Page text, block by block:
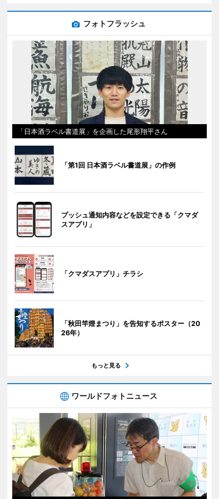
フォトフラッシュ
「日本酒ラベル書道展」を企画した尾形翔平さん
「第1回 日本酒ラベル書道展」の作例
プッシュ通知内容などを設定できる「クマダ
スアプリ」
「クマダスアプリ」チラシ
「秋田竿燈まつり」を告知するポスター（20
26年）
もっと見る
ワールドフォトニュース